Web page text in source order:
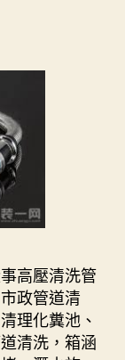
高壓清洗管
市政管道清
理化糞池、
清洗，箱涵